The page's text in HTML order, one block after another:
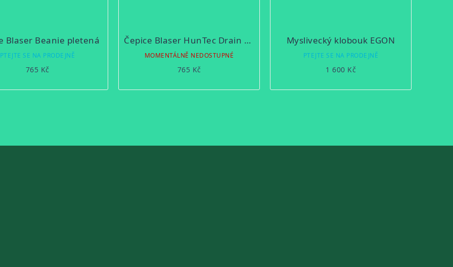
Blaser Beanie pletená
PTEJTE SE NA PRODEJNĚ
765 Kč
Čepice Blaser HunTec Drain Beanie
MOMENTÁLNĚ NEDOSTUPNÉ
765 Kč
Myslivecký klobouk EGON
PTEJTE SE NA PRODEJNĚ
1 600 Kč